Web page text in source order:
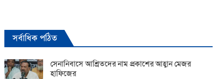
সর্বাধিক পঠিত
সেনানিবাসে আশ্রিতদের নাম প্রকাশের আহ্বান মেজর
হাফিজের